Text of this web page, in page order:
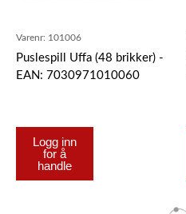
Varenr: 101006
Puslespill Uffa (48 brikker) -
EAN: 7030971010060
Logg inn
for å
handle